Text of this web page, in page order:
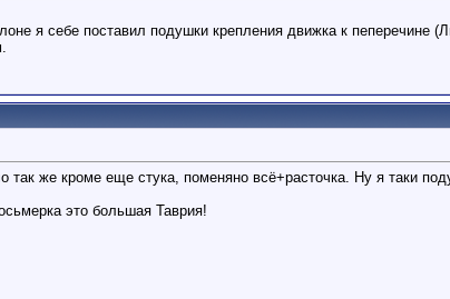
я себе поставил подушки крепления движка к пеперечине
так же кроме еще стука, поменяно всё+расточка. Ну я таки
это большая Таврия!